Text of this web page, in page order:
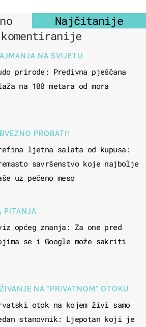
Najčitanije
NA SVIJETU
prirode: Predivna pješčana
na 100 metara od mora
PROBATI!
ljetna salata od kupusa:
savršenstvo koje najbolje
uz pečeno meso
PITANJA
općeg znanja: Za one pred
se i Google može sakriti
NA "PRIVATNOM" OTOKU
otok na kojem živi samo
stanovnik: Ljepotan koji je